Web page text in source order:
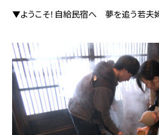
▼ようこそ！自給民宿へ 夢を追う若夫婦